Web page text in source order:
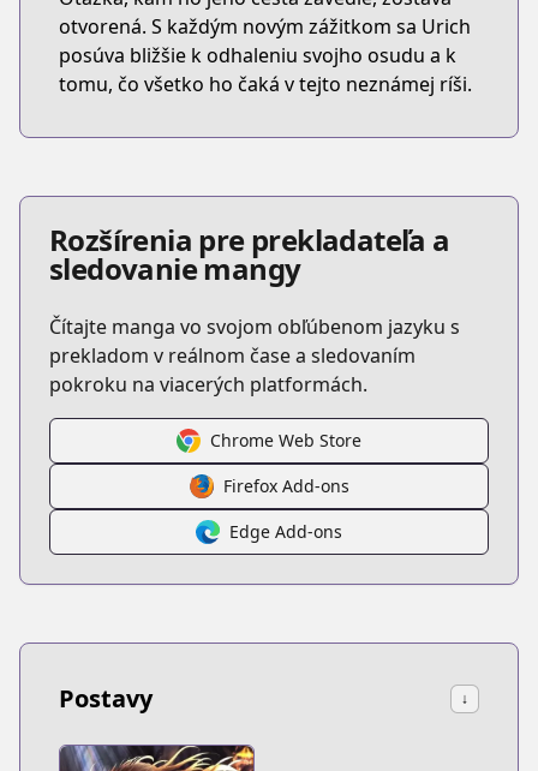
otvorená. S každým novým zážitkom sa Urich
posúva bližšie k odhaleniu svojho osudu a k
tomu, čo všetko ho čaká v tejto neznámej ríši.
Rozšírenia pre prekladateľa a
sledovanie mangy
Čítajte manga vo svojom obľúbenom jazyku s
prekladom v reálnom čase a sledovaním
pokroku na viacerých platformách.
Chrome Web Store
Firefox Add-ons
Edge Add-ons
Postavy ↓